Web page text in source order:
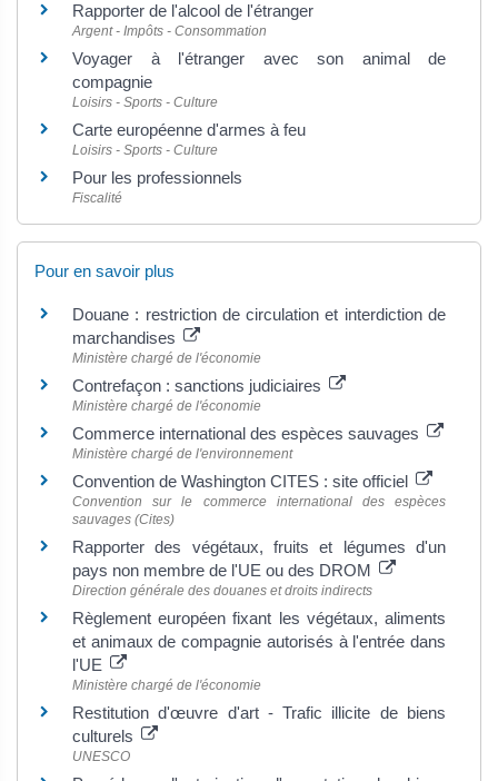
Rapporter de l'alcool de l'étranger
Argent - Impôts - Consommation
Voyager à l'étranger avec son animal de
compagnie
Loisirs - Sports - Culture
Carte européenne d'armes à feu
Loisirs - Sports - Culture
Pour les professionnels
Fiscalité
Pour en savoir plus
Douane : restriction de circulation et interdiction de
marchandises
Ministère chargé de l'économie
Contrefaçon : sanctions judiciaires
Ministère chargé de l'économie
Commerce international des espèces sauvages
Ministère chargé de l'environnement
Convention de Washington CITES : site officiel
Convention sur le commerce international des espèces
sauvages (Cites)
Rapporter des végétaux, fruits et légumes d'un
pays non membre de l'UE ou des DROM
Direction générale des douanes et droits indirects
Règlement européen fixant les végétaux, aliments
et animaux de compagnie autorisés à l'entrée dans
l'UE
Ministère chargé de l'économie
Restitution d'œuvre d'art - Trafic illicite de biens
culturels
UNESCO